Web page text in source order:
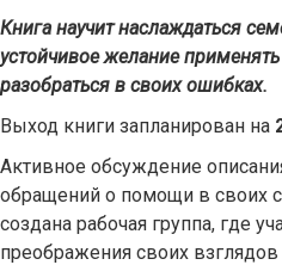
Книга научит наслаждаться
устойчивое желание
разобраться в своих ошибках.
Выход книги запланирован на
Активное обсуждение
обращений о помощи в своих
создана рабочая группа, где
преображения своих